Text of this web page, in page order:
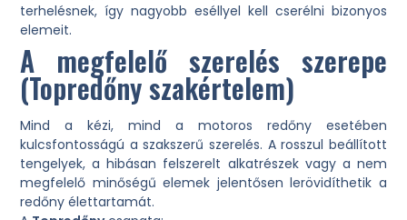
terhelésnek, így nagyobb eséllyel kell cserélni bizonyos
elemeit.
A megfelelő szerelés szerepe
(Topredőny szakértelem)
Mind a kézi, mind a motoros redőny esetében
kulcsfontosságú a szakszerű szerelés. A rosszul beállított
tengelyek, a hibásan felszerelt alkatrészek vagy a nem
megfelelő minőségű elemek jelentősen lerövidíthetik a
redőny élettartamát.